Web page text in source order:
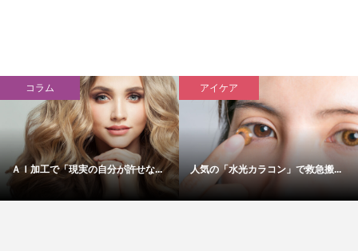
コラム
ＡＩ加工で「現実の自分が許せな...
アイケア
人気の「水光カラコン」で救急搬...